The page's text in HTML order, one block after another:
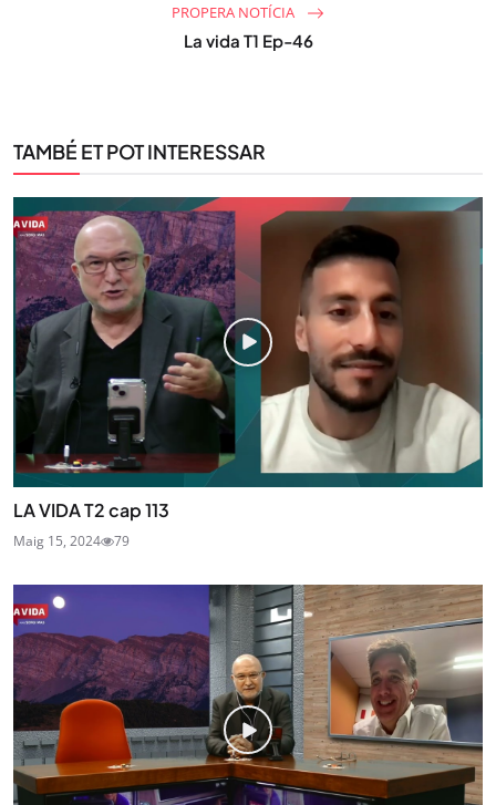
PROPERA NOTÍCIA
La vida T1 Ep-46
TAMBÉ ET POT INTERESSAR
LA VIDA T2 cap 113
Maig 15, 2024 79